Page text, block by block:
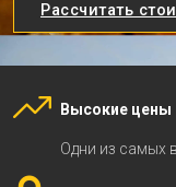
Рассчитать
Высокие цены
Одни из самых